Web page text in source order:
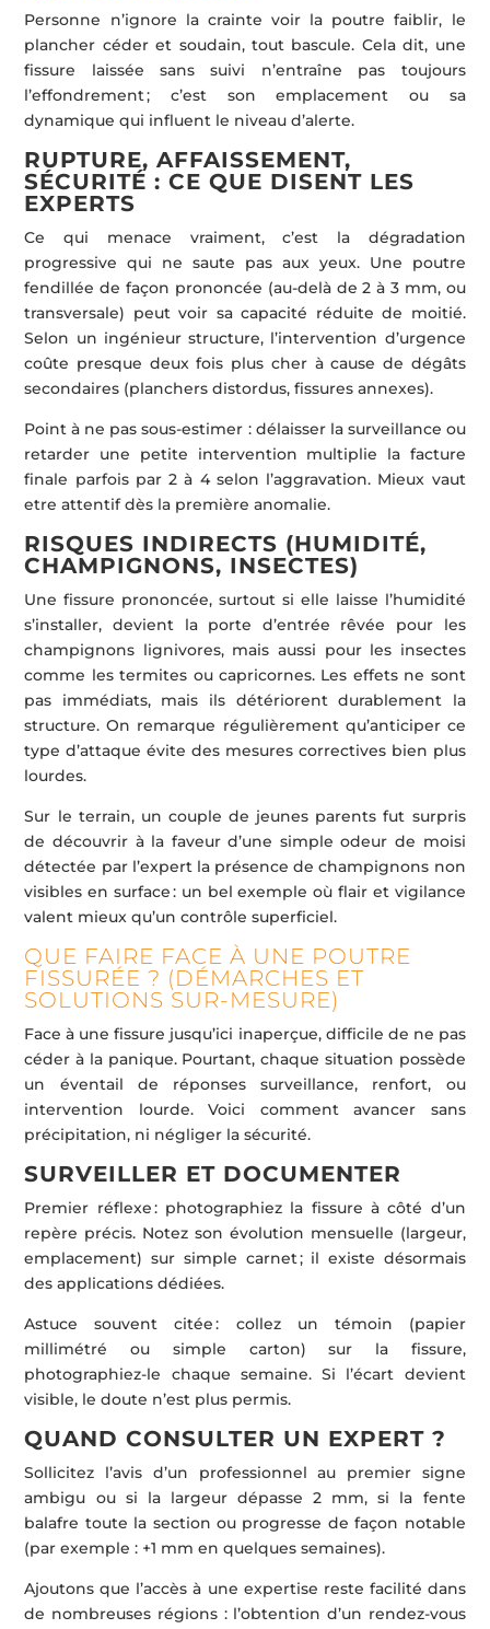
Personne n’ignore la crainte voir la poutre faiblir, le
plancher céder et soudain, tout bascule. Cela dit, une
fissure laissée sans suivi n’entraîne pas toujours
l’effondrement ; c’est son emplacement ou sa
dynamique qui influent le niveau d’alerte.
RUPTURE, AFFAISSEMENT,
SÉCURITÉ : CE QUE DISENT LES
EXPERTS
Ce qui menace vraiment, c’est la dégradation
progressive qui ne saute pas aux yeux. Une poutre
fendillée de façon prononcée (au-delà de 2 à 3 mm, ou
transversale) peut voir sa capacité réduite de moitié.
Selon un ingénieur structure, l’intervention d’urgence
coûte presque deux fois plus cher à cause de dégâts
secondaires (planchers distordus, fissures annexes).
Point à ne pas sous-estimer : délaisser la surveillance ou
retarder une petite intervention multiplie la facture
finale parfois par 2 à 4 selon l’aggravation. Mieux vaut
etre attentif dès la première anomalie.
RISQUES INDIRECTS (HUMIDITÉ,
CHAMPIGNONS, INSECTES)
Une fissure prononcée, surtout si elle laisse l’humidité
s’installer, devient la porte d’entrée rêvée pour les
champignons lignivores, mais aussi pour les insectes
comme les termites ou capricornes. Les effets ne sont
pas immédiats, mais ils détériorent durablement la
structure. On remarque régulièrement qu’anticiper ce
type d’attaque évite des mesures correctives bien plus
lourdes.
Sur le terrain, un couple de jeunes parents fut surpris
de découvrir à la faveur d’une simple odeur de moisi
détectée par l’expert la présence de champignons non
visibles en surface : un bel exemple où flair et vigilance
valent mieux qu’un contrôle superficiel.
QUE FAIRE FACE À UNE POUTRE
FISSURÉE ? (DÉMARCHES ET
SOLUTIONS SUR-MESURE)
Face à une fissure jusqu’ici inaperçue, difficile de ne pas
céder à la panique. Pourtant, chaque situation possède
un éventail de réponses surveillance, renfort, ou
intervention lourde. Voici comment avancer sans
précipitation, ni négliger la sécurité.
SURVEILLER ET DOCUMENTER
Premier réflexe : photographiez la fissure à côté d’un
repère précis. Notez son évolution mensuelle (largeur,
emplacement) sur simple carnet ; il existe désormais
des applications dédiées.
Astuce souvent citée : collez un témoin (papier
millimétré ou simple carton) sur la fissure,
photographiez-le chaque semaine. Si l’écart devient
visible, le doute n’est plus permis.
QUAND CONSULTER UN EXPERT ?
Sollicitez l’avis d’un professionnel au premier signe
ambigu ou si la largeur dépasse 2 mm, si la fente
balafre toute la section ou progresse de façon notable
(par exemple : +1 mm en quelques semaines).
Ajoutons que l’accès à une expertise reste facilité dans
de nombreuses régions : l’obtention d’un rendez-vous